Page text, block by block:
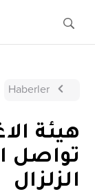
Haberler
هيئة
تواصل
الزلزال